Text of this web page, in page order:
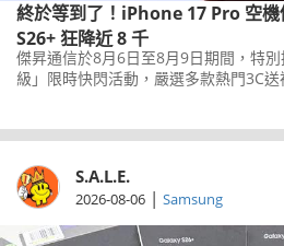
終於等到了！iPhone 17 Pro 空
S26+ 狂降近 8 千
傑昇通信於8月6日至8月9日期間，特
級」限時快閃活動，嚴選多款熱門3C送
S.A.L.E.
2026-08-06 | Samsung